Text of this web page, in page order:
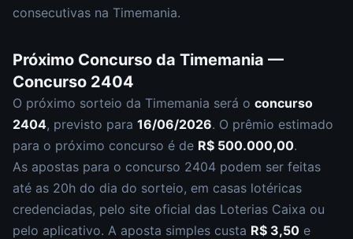
consecutivas na Timemania.
Próximo Concurso da Timemania —
Concurso 2404
O próximo sorteio da Timemania será o concurso
2404, previsto para 16/06/2026. O prêmio estimado
para o próximo concurso é de R$ 500.000,00.
As apostas para o concurso 2404 podem ser feitas
até as 20h do dia do sorteio, em casas lotéricas
credenciadas, pelo site oficial das Loterias Caixa ou
pelo aplicativo. A aposta simples custa R$ 3,50 e